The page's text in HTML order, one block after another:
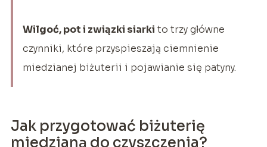
Wilgoć, pot i związki siarki to trzy główne
czynniki, które przyspieszają ciemnienie
miedzianej biżuterii i pojawianie się patyny.
Jak przygotować biżuterię
miedzianą do czyszczenia?